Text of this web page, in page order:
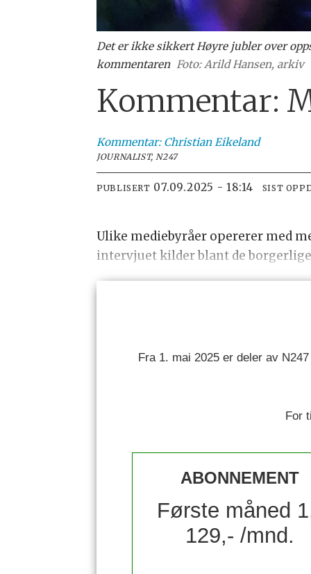
Det er ikke sikkert Høyre jubler over
kommentaren Foto: Arild Hansen, arkiv
Kommentar:
Kommentar: Christian Eikeland
JOURNALIST, N247
PUBLISERT 07.09.2025 - 18:14 SIST
Ulike mediebyråer opererer med
intervjuet kilder blant de
Fra 1. mai 2025 er deler av
For
ABONNEMENT
Første måned
129,- /mnd.